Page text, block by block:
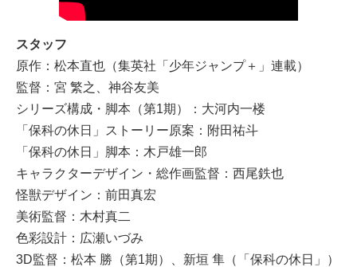
スタッフ
原作：松本直也（集英社「少年ジャンプ＋」連載）
監督：宮 繁之、神谷友美
シリーズ構成・脚本（第1期）：大河内一楼
「保科の休日」ストーリー原案：附田祐斗
「保科の休日」脚本：木戸雄一郎
キャラクターデザイン・総作画監督：西尾鉄也
怪獣デザイン：前田真宏
美術監督：木村真二
色彩設計：広瀬いづみ
3D監督：松本 勝（第1期）、新垣 隼（「保科の休日」）